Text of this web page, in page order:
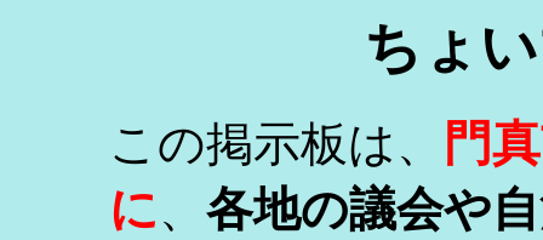
ちょ
この掲示板は、
門
に、 各地の議会や